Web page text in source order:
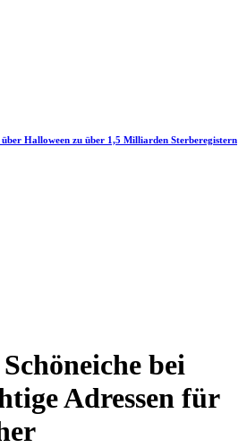
Halloween zu über 1,5 Milliarden Sterberegistern
bei
Adressen für